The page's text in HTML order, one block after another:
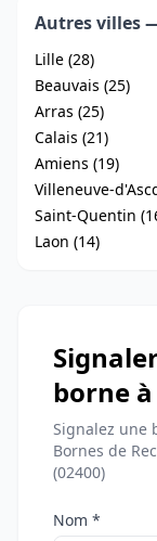
Autres villes
Lille (28)
Beauvais (25)
Arras (25)
Calais (21)
Amiens (19)
Villeneuve-
Saint-Quentin
Laon (14)
borne
Signalez une
Bornes de
(02400)
Nom *